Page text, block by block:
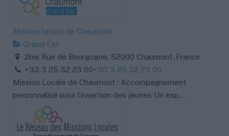
Mission locale de Chaumont
Grand Est
2bis Rue de Bourgogne, 52000 Chaumont, France
+33 3 25 32 23 00+33 3 25 32 23 00
Mission Locale de Chaumont : Accompagnement
personnalisé pour l’insertion des jeunes Un esp...